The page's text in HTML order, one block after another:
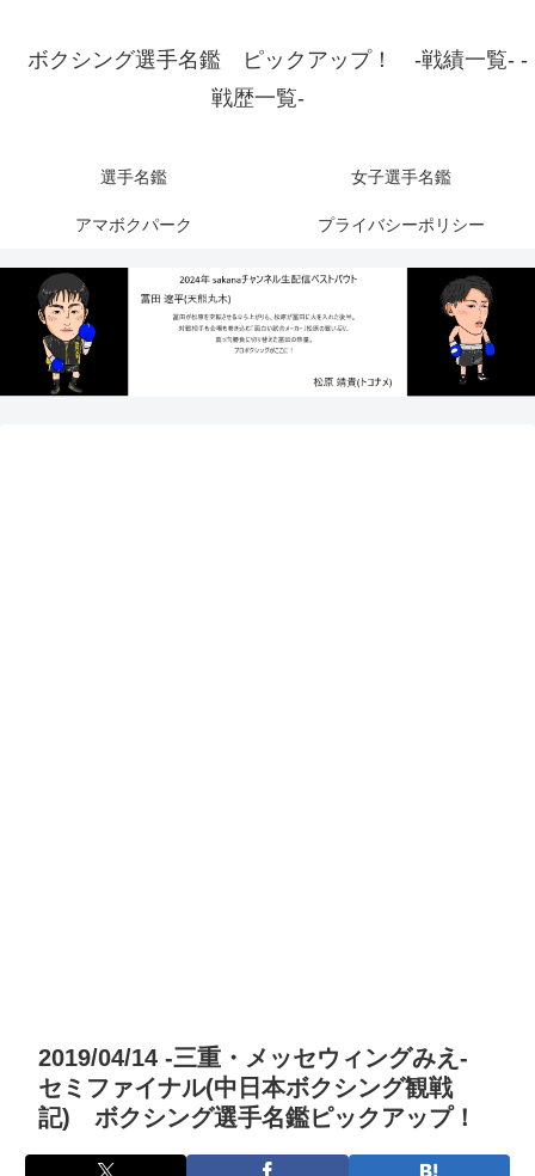
ボクシング選手名鑑 ピックアップ！ -戦績一覧- -
戦歴一覧-
選手名鑑 女子選手名鑑
アマボクパーク プライバシーポリシー
2019/04/14 -三重・メッセウィングみえ-
セミファイナル(中日本ボクシング観戦
記) ボクシング選手名鑑ピックアップ！